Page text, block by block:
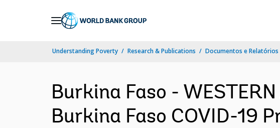
Understanding Poverty Research & Publications Documentos e Relatórios
Burkina Faso -
Burkina Faso COVID-19